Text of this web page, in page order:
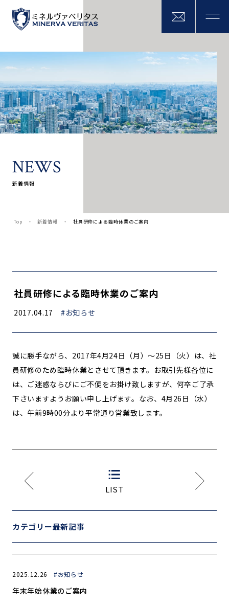
NEWS
新着情報
Top 新着情報 社員研修による臨時休業のご案内
社員研修による臨時休業のご案内
2017.04.17 #お知らせ
誠に勝手ながら、2017年4月24日（月）～25日（火）は、社
員研修のため臨時休業とさせて頂きます。お取引先様各位に
は、ご迷惑ならびにご不便をお掛け致しますが、何卒ご了承
下さいますようお願い申し上げます。なお、4月26日（水）
は、午前9時00分より平常通り営業致します。
LIST
カテゴリー最新記事
2025.12.26 #お知らせ
年末年始休業のご案内